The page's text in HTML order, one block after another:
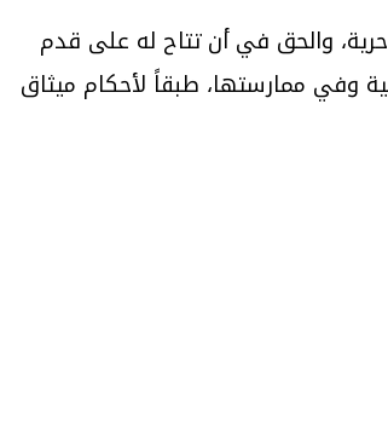
والحق في أن تتاح له على قدم
وفي ممارستها، طبقاً لأحكام ميثاق